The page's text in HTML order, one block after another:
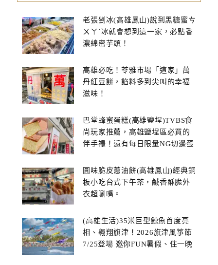
老張剉冰(高雄鳳山)說到黑糖蜜ㄘ
ㄨㄚˋ冰就會想到這一家，必點香
濃綿密芋頭！
高雄必吃！苓雅市場「這家」萬
丹紅豆餅，餡料多到尖叫的幸福
滋味！
巴堂蜂蜜蛋糕(高雄鹽埕)TVBS食
尚玩家推薦，高雄鹽埕區必買的
伴手禮！還有每日限量NG切邊蛋
圓味脆皮蔥油餅(高雄鳳山)經典銅
板小吃台式下午茶，鹹香酥脆外
衣超唰嘴。
(高雄生活)35米巨型鯨魚首度亮
相、翱翔旗津！2026旗津風箏節
7/25登場 邀你FUN暑假、住一晚